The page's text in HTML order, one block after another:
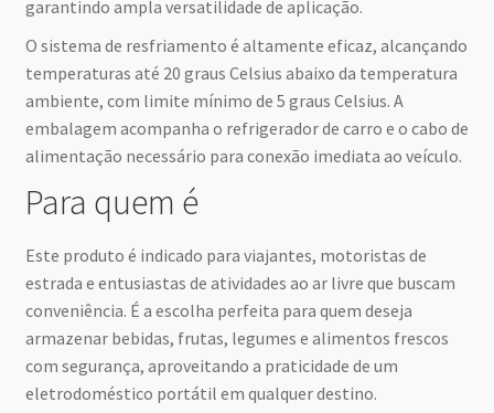
garantindo ampla versatilidade de aplicação.
O sistema de resfriamento é altamente eficaz, alcançando
temperaturas até 20 graus Celsius abaixo da temperatura
ambiente, com limite mínimo de 5 graus Celsius. A
embalagem acompanha o refrigerador de carro e o cabo de
alimentação necessário para conexão imediata ao veículo.
Para quem é
Este produto é indicado para viajantes, motoristas de
estrada e entusiastas de atividades ao ar livre que buscam
conveniência. É a escolha perfeita para quem deseja
armazenar bebidas, frutas, legumes e alimentos frescos
com segurança, aproveitando a praticidade de um
eletrodoméstico portátil em qualquer destino.